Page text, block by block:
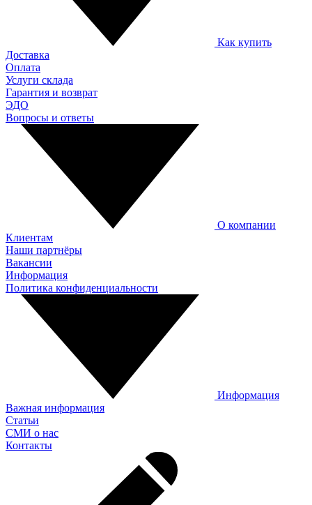
Как купить
Доставка
Оплата
Услуги склада
Гарантия и возврат
ЭДО
Вопросы и ответы
О компании
Клиентам
Наши партнёры
Вакансии
Информация
Политика конфиденциальности
Информация
Важная информация
Статьи
СМИ о нас
Контакты